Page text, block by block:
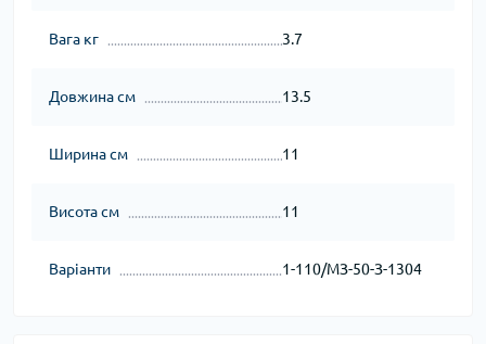
Вага кг 3.7
Довжина см 13.5
Ширина см 11
Висота см 11
Варіанти 1-110/МЗ-50-З-1304